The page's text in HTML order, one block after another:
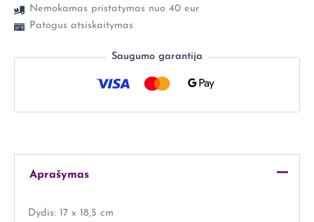
Nemokamas pristatymas nuo 40 eur
Patogus atsiskaitymas
Saugumo garantija
Aprašymas
Dydis: 17 x 18,5 cm